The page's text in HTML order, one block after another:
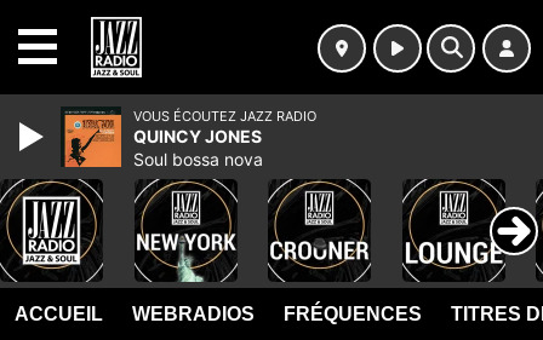
ACCUEIL WEBRADIOS FRÉQUENCES TITRES
VOUS ÉCOUTEZ JAZZ RADIO
QUINCY JONES
Soul bossa nova